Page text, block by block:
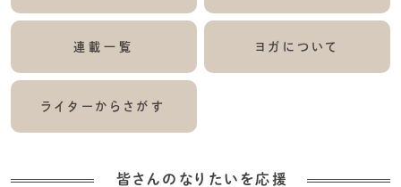
連載一覧 ヨガについて
ライターからさがす
皆さんのなりたいを応援